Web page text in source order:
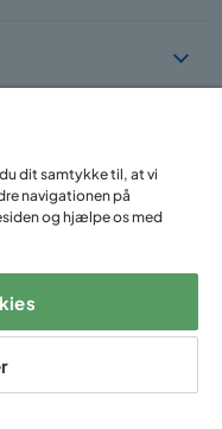
lande
dit samtykke til, at vi
navigationen på
og hjælpe os med